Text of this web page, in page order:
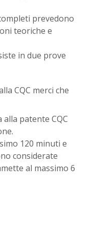
prevedono
teoriche e
in due prove
CQC merci che
patente CQC
120 minuti e
considerate
al massimo 6